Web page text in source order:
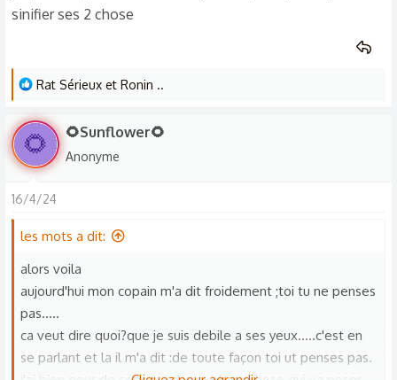
sinifier ses 2 chose
L
s
r
é
c
o
n
s
Rat Sérieux et Ronin ..
🌻 🌻Sunflower🌻
Anonyme
16/4/24
les mots a dit:
alors voila
aujourd'hui mon copain m'a dit froidement ;toi tu ne penses
pas.....
ca veut dire quoi?que je suis debile a ses yeux.....c'est en
se parlant et la il m'a dit :de toute façon toi ut penses pas.